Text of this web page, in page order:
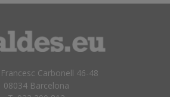
Carbonell 46-48
08034 Barcelona